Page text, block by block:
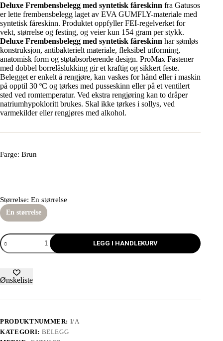
Deluxe Frembensbelegg med syntetisk fåreskinn fra Gatusos
er lette frembensbelegg laget av EVA GUMFLY-materiale med
syntetisk fåreskinn. Produktet oppfyller FEI-regelverket for
vekt, størrelse og festing, og veier kun 154 gram per stykk.
Deluxe Frembensbelegg med syntetisk fåreskinn har sømløs
konstruksjon, antibakterielt materiale, fleksibel utforming,
anatomisk form og støtabsorberende design. ProMax Fastener
med dobbel borrelåslukking gir et kraftig og sikkert feste.
Belegget er enkelt å rengjøre, kan vaskes for hånd eller i maskin
på opptil 30 ºC og tørkes med pusseskinn eller på et ventilert
sted ved romtemperatur. Ved ekstra rengjøring kan to dråper
natriumhypokloritt brukes. Skal ikke tørkes i sollys, ved
varmekilder eller rengjøres med alkohol.
Farge: Brun
Størrelse: En størrelse
En størrelse
LEGG I HANDLEKURV
Ønskeliste
PRODUKTNUMMER: I/A
KATEGORI: BELEGG